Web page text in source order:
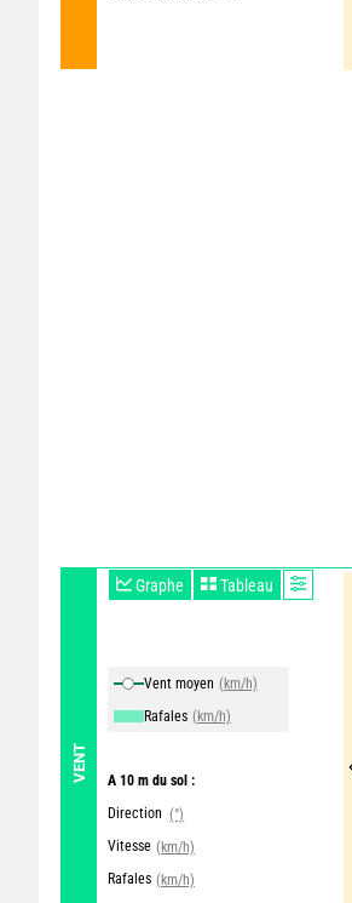
VENT
Graphe Tableau
Vent moyen (km/h)
Rafales (km/h)
A 10 m du sol :
Direction (°)
Vitesse (km/h)
Rafales (km/h)